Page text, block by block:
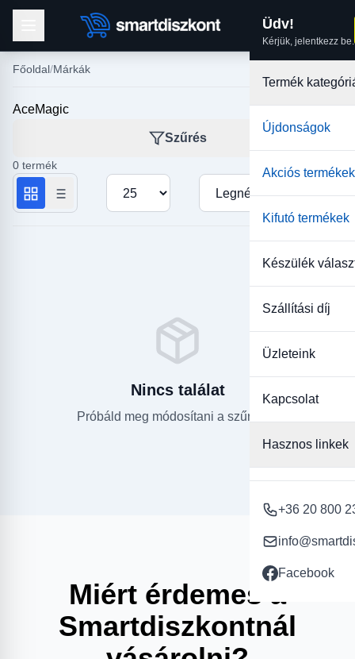
Üdv!
Kérjük, jelentkezz be.
Termék
Újdonságok
Akciós termékek
Kifutó termékek
Készülék
Szállítási díj
Üzleteink
Kapcsolat
Hasznos linkek
+36 20 800
Facebook
Főoldal Márkák
AceMagic
Szűrés
0 termék
Termékek száma oldalanként
Rendezés
Nincs találat
Próbáld meg módosítani a szűrőket.
Miért érdemes a
Smartdiszkontnál